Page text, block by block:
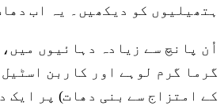
ہتھیلیوں کو دیکھیں۔ یہ اب
گرما گرم لوہے اور کاربن
کے امتزاج سے بنی دھات) پر ایک